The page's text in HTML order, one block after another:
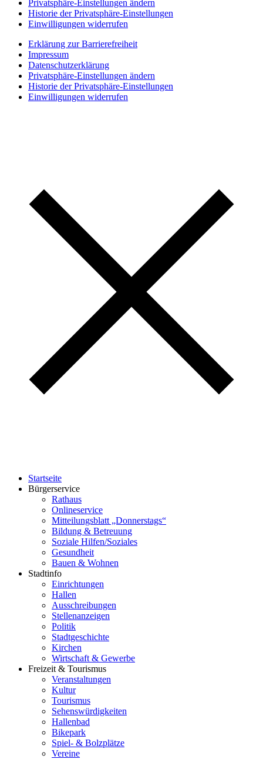
Privatsphäre-Einstellungen ändern
Historie der Privatsphäre-Einstellungen
Einwilligungen widerrufen
Erklärung zur Barrierefreiheit
Impressum
Datenschutzerklärung
Privatsphäre-Einstellungen ändern
Historie der Privatsphäre-Einstellungen
Einwilligungen widerrufen
Startseite
Bürgerservice
Rathaus
Onlineservice
Mitteilungsblatt „Donnerstags“
Bildung & Betreuung
Soziale Hilfen/Soziales
Gesundheit
Bauen & Wohnen
Stadtinfo
Einrichtungen
Hallen
Ausschreibungen
Stellenanzeigen
Politik
Stadtgeschichte
Kirchen
Wirtschaft & Gewerbe
Freizeit & Tourismus
Veranstaltungen
Kultur
Tourismus
Sehenswürdigkeiten
Hallenbad
Bikepark
Spiel- & Bolzplätze
Vereine